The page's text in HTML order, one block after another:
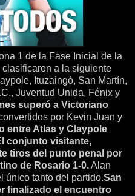
1 de la Fase Inicial de la
a la siguiente
Ituzaingó, San Martín,
Juventud Unida, Fénix y
superó a Victoriano
por Kevin Juan y
entre Atlas y Claypole
conjunto visitante,
tiros del punto penal por
de Rosario 1-0.Alan
único tanto del partido.San
finalizado el encuentro